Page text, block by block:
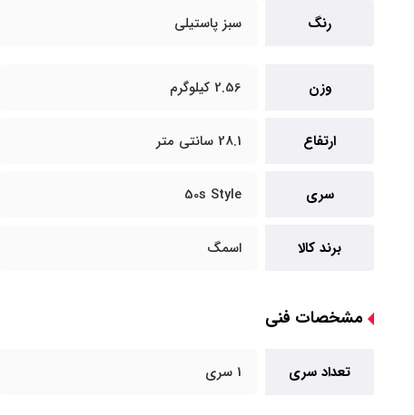
رنگ سبز پاستیلی
وزن 2.56 کیلوگرم
ارتفاع 28.1 سانتی متر
سری 50s Style
برند کالا اسمگ
مشخصات فنی
تعداد سری 1 سری